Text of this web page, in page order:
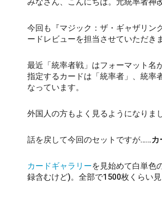
今回も『マジック：ザ・ギャザリン
ードレビューを担当させていただき
最近「統率者戦」はフォーマット名
指定するカードは「統率者」、統率
なっています。
外国人の方もよく見るようになりま
話を戻して今回のセットですが……
カードギャラリーを見始めて白単色
録含むけど)。全部で1500枚くらい